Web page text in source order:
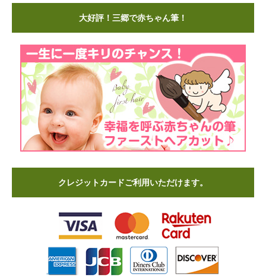
大好評！三郷で赤ちゃん筆！
クレジットカードご利用いただけます。